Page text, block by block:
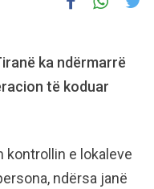
ka ndërmarrë
të koduar
kontrollin e lokaleve
ndërsa janë